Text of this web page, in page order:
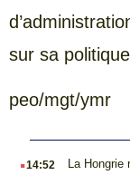
sur sa
peo/mgt/ymr
.14:52 La Hongrie